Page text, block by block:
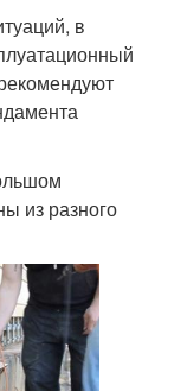
в
из разного